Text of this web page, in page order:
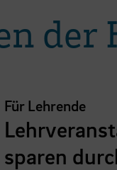
der
Für Lehrende
sparen